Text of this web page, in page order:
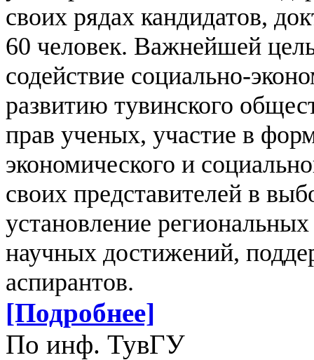
своих рядах кандидатов,
60 человек. Важнейшей
содействие социально-
развитию тувинского
прав ученых, участие в
экономического и
своих представителей в
установление
научных достижений,
аспирантов.
[Подробнее]
По инф. ТувГУ